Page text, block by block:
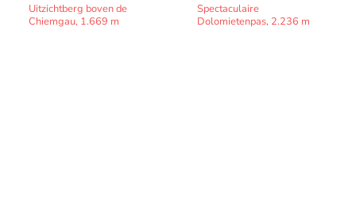
Uitzichtberg boven de
Chiemgau, 1.669 m
Spectaculaire
Dolomietenpas, 2.236 m